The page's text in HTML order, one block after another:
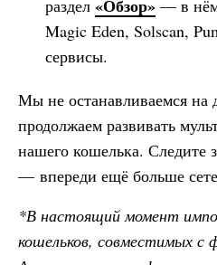
раздел «Обзор» — в
Magic Eden, Solscan,
сервисы.
Мы не останавливаемся на
продолжаем развивать
нашего кошелька. Следите
— впереди ещё больше
*В настоящий момент
кошельков, совместимых с